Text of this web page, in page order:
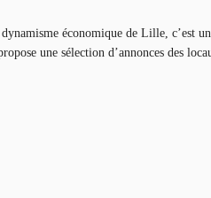
économique de Lille, c’est
une sélection d’annonces des